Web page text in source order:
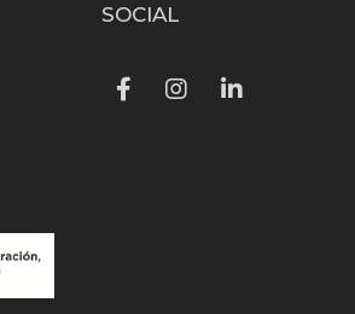
SOCIAL
FacebookInstagramLinkedIn